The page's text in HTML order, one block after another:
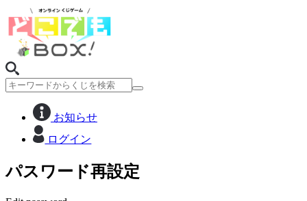
お知らせ
ログイン
パスワード再設定